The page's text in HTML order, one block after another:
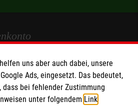
Malteser Hilfsdienst e.V.
7060 120 120 120 0001 2
1PA7
uns aber auch dabei, unsere
Ads, eingesetzt. Das bedeutet,
bei fehlender Zustimmung
unter folgendem Link